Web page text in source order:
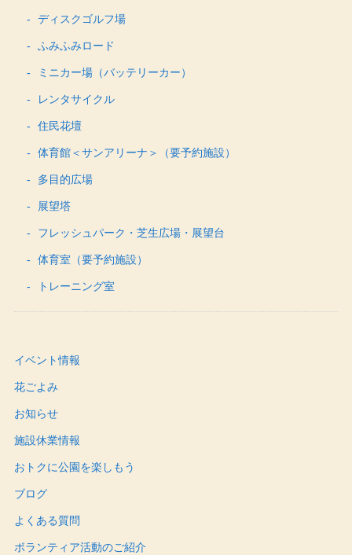
ディスクゴルフ場
ふみふみロード
ミニカー場（バッテリーカー）
レンタサイクル
住民花壇
体育館＜サンアリーナ＞（要予約施設）
多目的広場
展望塔
フレッシュパーク・芝生広場・展望台
体育室（要予約施設）
トレーニング室
イベント情報
花ごよみ
お知らせ
施設休業情報
おトクに公園を楽しもう
ブログ
よくある質問
ボランティア活動のご紹介